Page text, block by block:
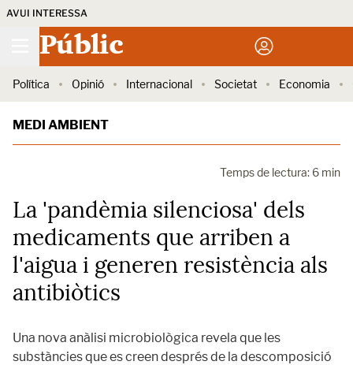
AVUI INTERESSA
Públic
Política Opinió Internacional Societat Economia
MEDI AMBIENT
Temps de lectura: 6 min
La 'pandèmia silenciosa' dels
medicaments que arriben a
l'aigua i generen resistència als
antibiòtics
Una nova anàlisi microbiològica revela que les
substàncies que es creen després de la descomposició